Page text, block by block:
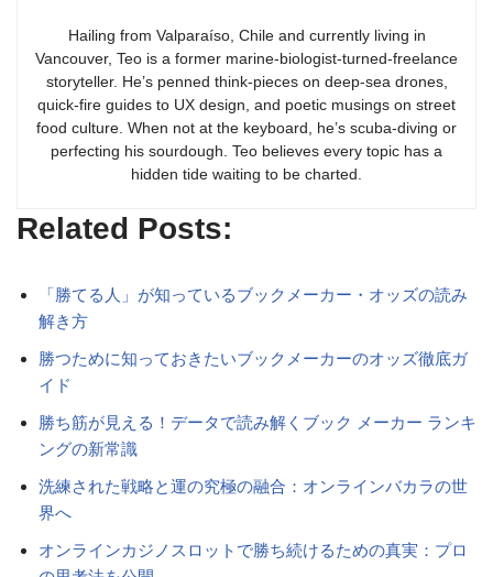
Hailing from Valparaíso, Chile and currently living in
Vancouver, Teo is a former marine-biologist-turned-freelance
storyteller. He’s penned think-pieces on deep-sea drones,
quick-fire guides to UX design, and poetic musings on street
food culture. When not at the keyboard, he’s scuba-diving or
perfecting his sourdough. Teo believes every topic has a
hidden tide waiting to be charted.
Related Posts:
「勝てる人」が知っているブックメーカー・オッズの読み
解き方
勝つために知っておきたいブックメーカーのオッズ徹底ガ
イド
勝ち筋が見える！データで読み解くブック メーカー ランキ
ングの新常識
洗練された戦略と運の究極の融合：オンラインバカラの世
界へ
オンラインカジノスロットで勝ち続けるための真実：プロ